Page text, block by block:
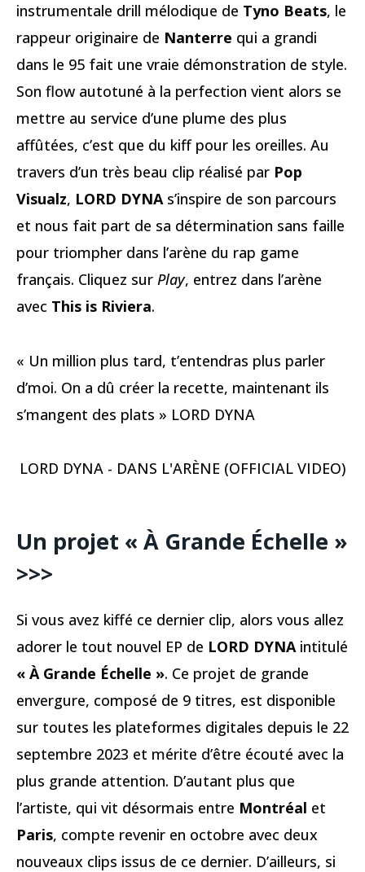
instrumentale drill mélodique de Tyno Beats, le
rappeur originaire de Nanterre qui a grandi
dans le 95 fait une vraie démonstration de style.
Son flow autotuné à la perfection vient alors se
mettre au service d’une plume des plus
affûtées, c’est que du kiff pour les oreilles. Au
travers d’un très beau clip réalisé par Pop
Visualz, LORD DYNAs’inspire de son parcours
et nous fait part de sa détermination sans faille
pour triompher dans l’arène du rap game
français. Cliquez sur Play, entrez dans l’arène
avec This is Riviera.
« Un million plus tard, t’entendras plus parler
d’moi. On a dû créer la recette, maintenant ils
s’mangent des plats » LORD DYNA
LORD DYNA - DANS L'ARÈNE (OFFICIAL VIDEO)
Un projet « À Grande Échelle »
>>>
Si vous avez kiffé ce dernier clip, alors vous allez
adorer le tout nouvel EP de LORD DYNAintitulé
« À Grande Échelle ». Ce projet de grande
envergure, composé de 9 titres, est disponible
sur toutes les plateformes digitales depuis le 22
septembre 2023 et mérite d’être écouté avec la
plus grande attention. D’autant plus que
l’artiste, qui vit désormais entre Montréal et
Paris, compte revenir en octobre avec deux
nouveaux clips issus de ce dernier. D’ailleurs, si